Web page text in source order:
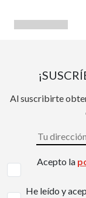
Al suscribirte
Acepto la
He leído y